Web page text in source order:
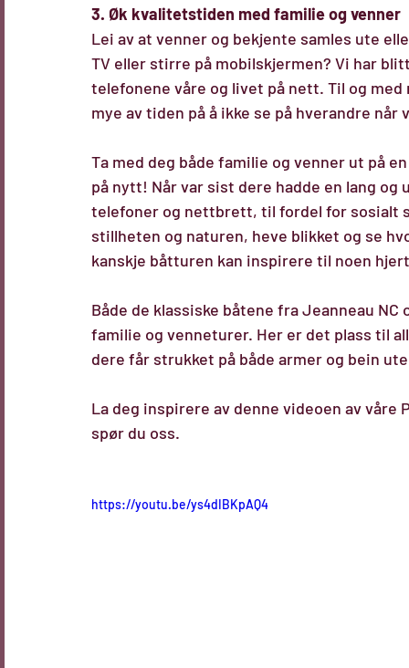
3. Øk kvalitetstiden med familie og venner
Lei av at venner og bekjente samles ute
TV eller stirre på mobilskjermen? Vi har
telefonene våre og livet på nett. Til og
mye av tiden på å ikke se på hverandre når
Ta med deg både familie og venner ut på
på nytt! Når var sist dere hadde en lang
telefoner og nettbrett, til fordel for sosialt
stillheten og naturen, heve blikket og se
kanskje båtturen kan inspirere til noen
Både de klassiske båtene fra Jeanneau NC
familie og venneturer. Her er det plass til
dere får strukket på både armer og bein
La deg inspirere av denne videoen av våre
spør du oss.
https://youtu.be/ys4dIBKpAQ4